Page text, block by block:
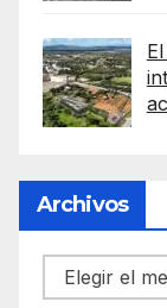
Archivos
Archivos